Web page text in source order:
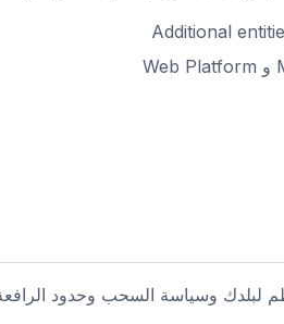
لبلدك وسياسة السحب وحدود